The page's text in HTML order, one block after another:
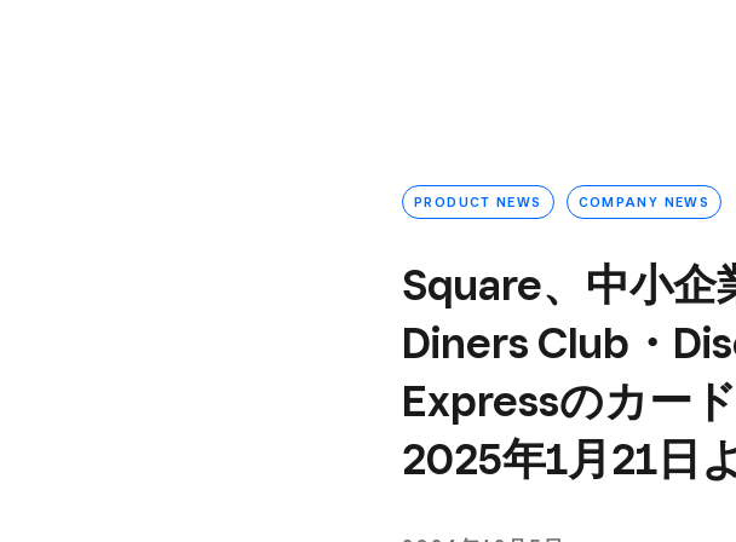
PRODUCT NEWS COMPANY NEWS
Square、​中小企
Diners Club・
Expressの​カー
2025年1月21日